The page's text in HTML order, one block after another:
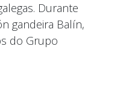
Durante
gandeira Balín,
do Grupo